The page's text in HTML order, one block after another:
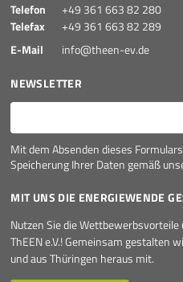
Telefon
+49 361 663 82 280
Telefax
+49 361 663 82 289
E-Mail
info@theen-ev.de
NEWSLETTER
E-Mail*
Mit dem Absenden dieses
Speicherung Ihrer Daten gemäß
MIT UNS DIE ENERGIEWENDE
Nutzen Sie die
ThEEN e.V.! Gemeinsam gestalten
und aus Thüringen heraus mit.